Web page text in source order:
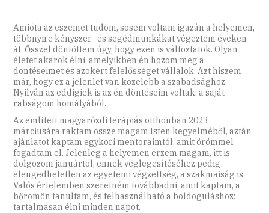
Amióta az eszemet tudom, sosem voltam igazán a helyemen,
többnyire kényszer- és segédmunkákat végeztem éveken
át. Ősszel döntöttem úgy, hogy ezen is változtatok. Olyan
életet akarok élni, amelyikben én hozom meg a
döntéseimet és azokért felelősséget vállalok. Azt hiszem
már, hogy ez a jelenlét van közelebb a szabadsághoz.
Nyilván az eddigiek is az én döntéseim voltak: a saját
rabságom homályából.
Az említett magyarózdi terápiás otthonban 2023
márciusára raktam össze magam Isten kegyelméből, aztán
ajánlatot kaptam egykori mentoraimtól, amit örömmel
fogadtam el. Jelenleg a helyemen érzem magam, itt is
dolgozom januártól, ennek véglegesítéséhez pedig
elengedhetetlen az egyetemi végzettség, a szakmaiság is.
Valós értelemben szeretném továbbadni, amit kaptam, a
bőrömön tanultam, és felhasználható a boldoguláshoz:
tartalmasan élni minden napot.